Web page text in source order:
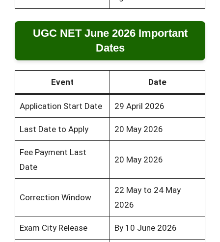
UGC NET June 2026 Important
Dates
Event Date
Application Start Date 29 April 2026
Last Date to Apply 20 May 2026
Fee Payment Last
Date
20 May 2026
Correction Window
22 May to 24 May
2026
Exam City Release By 10 June 2026